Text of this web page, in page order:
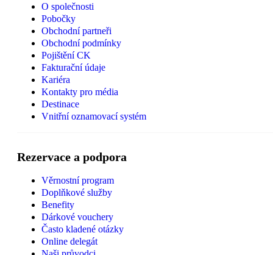
O společnosti
Pobočky
Obchodní partneři
Obchodní podmínky
Pojištění CK
Fakturační údaje
Kariéra
Kontakty pro média
Destinace
Vnitřní oznamovací systém
Rezervace a podpora
Věrnostní program
Doplňkové služby
Benefity
Dárkové vouchery
Často kladené otázky
Online delegát